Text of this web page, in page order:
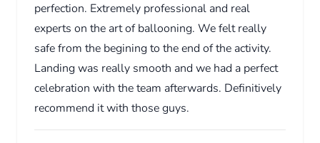
perfection. Extremely professional and real
experts on the art of ballooning. We felt really
safe from the begining to the end of the activity.
Landing was really smooth and we had a perfect
celebration with the team afterwards. Definitively
recommend it with those guys.